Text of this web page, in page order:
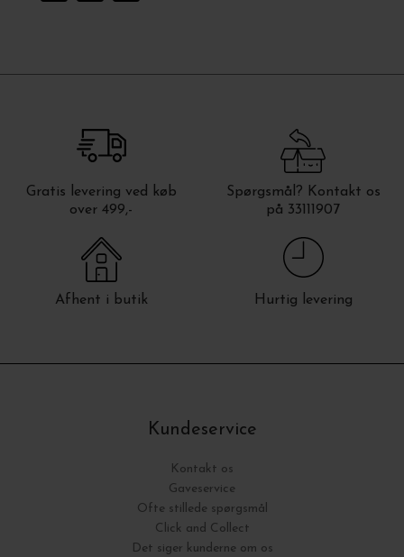
Gratis levering ved køb
over 499,-
Spørgsmål? Kontakt os
på 33111907
Afhent i butik Hurtig levering
Kundeservice
Kontakt os
Gaveservice
Ofte stillede spørgsmål
Click and Collect
Det siger kunderne om os